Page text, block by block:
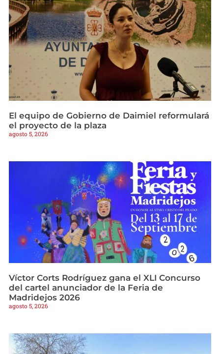
El equipo de Gobierno de Daimiel reformulará
el proyecto de la plaza
agosto 5, 2026
Víctor Corts Rodríguez gana el XLI Concurso
del cartel anunciador de la Feria de
Madridejos 2026
agosto 5, 2026